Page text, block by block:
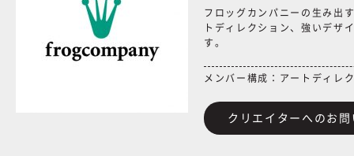
フロッグカンパニーの生み出
トディレクション、強いデザ
す。
メンバー構成：アートディレ
クリエイターへのお